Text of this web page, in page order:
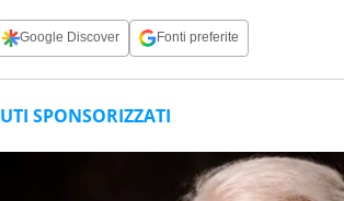
Google Discover Fonti preferite